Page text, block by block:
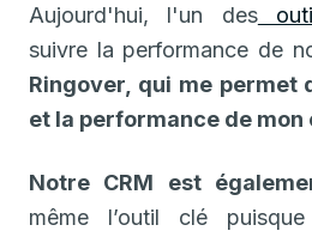
Aujourd'hui, l'un des
suivre la performance de
Ringover, qui me
et la performance de mon
Notre CRM est
même l’outil clé